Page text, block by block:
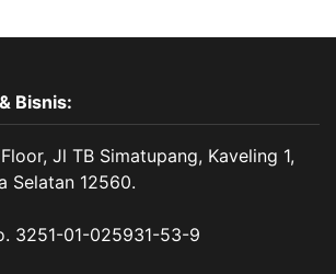
Bisnis:
Jl TB Simatupang, Kaveling 1,
Selatan 12560.
3251-01-025931-53-9